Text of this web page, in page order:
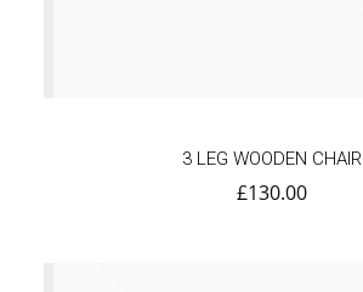
3 LEG WOODEN CHAIR
£130.00